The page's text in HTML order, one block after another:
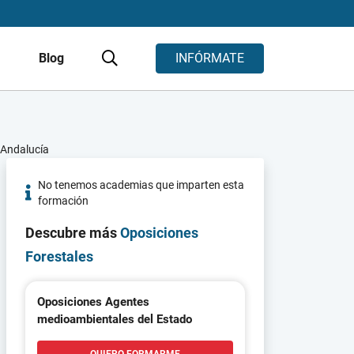
Blog INFÓRMATE
No tenemos academias que imparten esta
formación
Descubre másOposiciones
Forestales
Oposiciones Agentes
medioambientales del Estado